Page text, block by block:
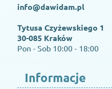
info@dawidam.pl
Tytusa Czyżewskiego 1
30-085 Kraków
Pon - Sob 10:00 - 18:00
Informacje